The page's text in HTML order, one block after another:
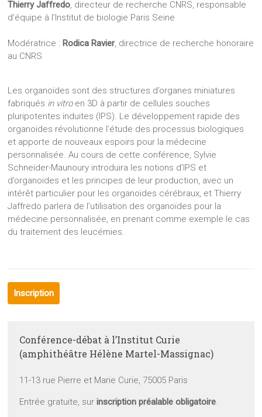
Thierry Jaffredo , directeur de recherche CNRS, responsable
d’équipe à l’Institut de biologie Paris Seine
Modératrice : Rodica Ravier, directrice de recherche honoraire
au CNRS
Les organoïdes sont des structures d’organes miniatures
fabriqués in vitroen 3D à partir de cellules souches
pluripotentes induites (IPS). Le développement rapide des
organoïdes révolutionne l’étude des processus biologiques
et apporte de nouveaux espoirs pour la médecine
personnalisée. Au cours de cette conférence, Sylvie
Schneider-Maunoury introduira les notions d’IPS et
d’organoïdes et les principes de leur production, avec un
intérêt particulier pour les organoïdes cérébraux, et Thierry
Jaffredo parlera de l’utilisation des organoïdes pour la
médecine personnalisée, en prenant comme exemple le cas
du traitement des leucémies.
Inscription
Conférence-débat à l’Institut Curie
(amphithéâtre Hélène Martel-Massignac)
11-13 rue Pierre et Marie Curie, 75005 Paris
Entrée gratuite, surinscription préalable obligatoire